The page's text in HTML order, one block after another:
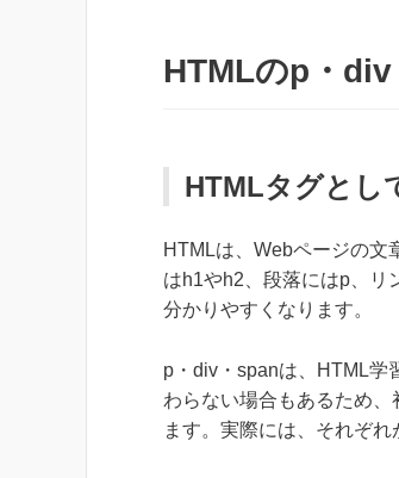
HTMLのp・
HTMLタグとし
HTMLは、Webページの文
はh1やh2、段落にはp、リ
分かりやすくなります。
p・div・spanは、HTML学
わらない場合もあるため
ます。実際には、それぞれ